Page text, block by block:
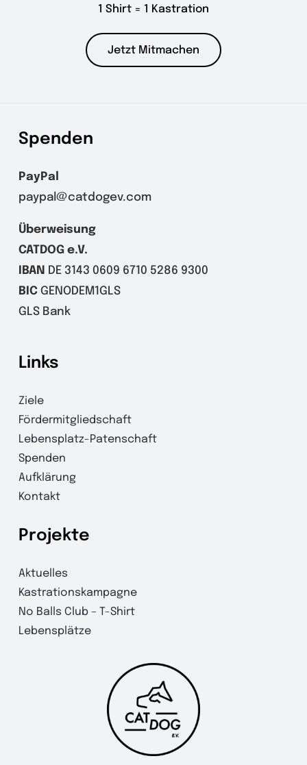
1 Shirt = 1 Kastration
Jetzt Mitmachen
Spenden
PayPal
paypal@catdogev.com
Überweisung
CATDOG e.V.
IBAN
DE 3143 0609 6710 5286 9300
BICGENODEM1GLS
GLS Bank
Links
Ziele
Fördermitgliedschaft
Lebensplatz-Patenschaft
Spenden
Aufklärung
Kontakt
Projekte
Aktuelles
Kastrationskampagne
No Balls Club – T-Shirt
Lebensplätze